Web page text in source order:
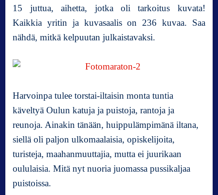
t
o
m
n
i
l
a
15 juttua, aihetta, jotka oli tarkoitus kuvata!
Kaikkia yritin ja kuvasaalis on 236 kuvaa. Saa
nähdä, mitkä kelpuutan julkaistavaksi.
Harvoinpa tulee torstai-iltaisin monta tuntia
käveltyä Oulun katuja ja puistoja, rantoja ja
reunoja. Ainakin tänään, huippulämpimänä iltana,
siellä oli paljon ulkomaalaisia, opiskelijoita,
turisteja, maahanmuuttajia, mutta ei juurikaan
oululaisia. Mitä nyt nuoria juomassa pussikaljaa
puistoissa.